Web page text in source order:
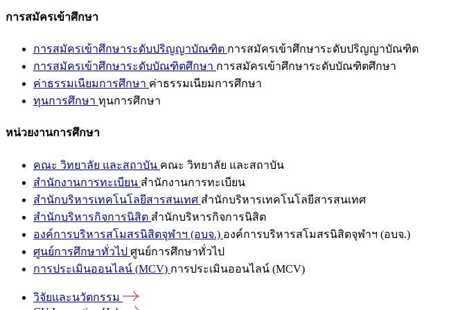
การสมัครเข้าศึกษา
การสมัครเข้าศึกษาระดับปริญญาบัณฑิต การสมัครเข้าศึกษาระดับปริญญาบัณฑิต
การสมัครเข้าศึกษาระดับบัณฑิตศึกษา การสมัครเข้าศึกษาระดับบัณฑิตศึกษา
ค่าธรรมเนียมการศึกษา ค่าธรรมเนียมการศึกษา
ทุนการศึกษา ทุนการศึกษา
หน่วยงานการศึกษา
คณะ วิทยาลัย และสถาบัน คณะ วิทยาลัย และสถาบัน
สำนักงานการทะเบียน สำนักงานการทะเบียน
สำนักบริหารเทคโนโลยีสารสนเทศ สำนักบริหารเทคโนโลยีสารสนเทศ
สำนักบริหารกิจการนิสิต สำนักบริหารกิจการนิสิต
องค์การบริหารสโมสรนิสิตจุฬาฯ (อบจ.) องค์การบริหารสโมสรนิสิตจุฬาฯ (อบจ.)
ศูนย์การศึกษาทั่วไป ศูนย์การศึกษาทั่วไป
การประเมินออนไลน์ (MCV) การประเมินออนไลน์ (MCV)
วิจัยและนวัตกรรม